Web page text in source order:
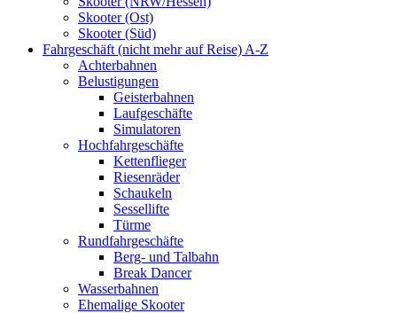
Skooter (Ost)
Skooter (Süd)
Fahrgeschäft (nicht mehr auf Reise) A-Z
Achterbahnen
Belustigungen
Geisterbahnen
Laufgeschäfte
Simulatoren
Hochfahrgeschäfte
Kettenflieger
Riesenräder
Schaukeln
Sessellifte
Türme
Rundfahrgeschäfte
Berg- und Talbahn
Break Dancer
Wasserbahnen
Ehemalige Skooter